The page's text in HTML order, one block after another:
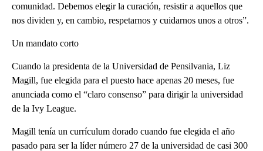
comunidad. Debemos elegir la curación, resistir a aquellos que
nos dividen y, en cambio, respetarnos y cuidarnos unos a otros”.
Un mandato corto
Cuando la presidenta de la Universidad de Pensilvania, Liz
Magill, fue elegida para el puesto hace apenas 20 meses, fue
anunciada como el “claro consenso” para dirigir la universidad
de la Ivy League.
Magill tenía un currículum dorado cuando fue elegida el año
pasado para ser la líder número 27 de la universidad de casi 300